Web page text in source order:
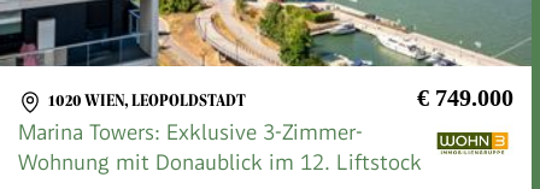
1020 WIEN, LEOPOLDSTADT € 749.000
Marina Towers: Exklusive 3-Zimmer-
Wohnung mit Donaublick im 12. Liftstock